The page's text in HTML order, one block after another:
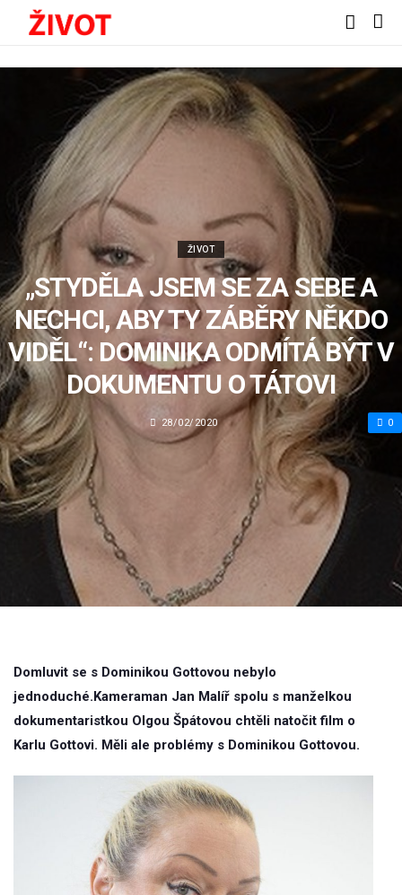
ŽIVOT
„STYDĚLA JSEM SE ZA SEBE A
NECHCI, ABY TY ZÁBĚRY NĚKDO
VIDĚL“: DOMINIKA ODMÍTÁ BÝT V
DOKUMENTU O TÁTOVI
28/02/2020 0
Domluvit se s Dominikou Gottovou nebylo
jednoduché.Kameraman Jan Malíř spolu s manželkou
dokumentaristkou Olgou Špátovou chtěli natočit film o
Karlu Gottovi. Měli ale problémy s Dominikou Gottovou.